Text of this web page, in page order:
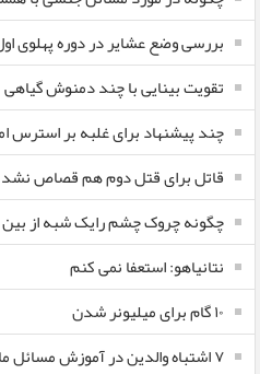
بررسی وضع عشایر در دوره پهلوی
تقویت بینایی با چند دمنوش گیاهی
چند پیشنهاد برای غلبه بر استرس
قاتل برای قتل دوم هم قصاص نشد
چگونه چروک چشم رایک شبه از بین
نتانیاهو: استعفا نمی کنم
۱۰ گام برای میلیونر شدن
۷ اشتباه والدین در آموزش مسائل مالی به کودکان